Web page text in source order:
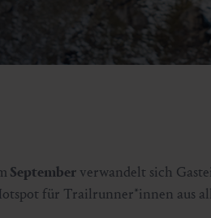
Septemberverwandelt sich
für Trailrunner*innen aus